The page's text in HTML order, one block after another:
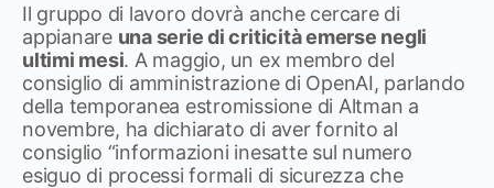
Il gruppo di lavoro dovrà anche cercare di
appianare una serie di criticità emerse negli
ultimi mesi. A maggio, un ex membro del
consiglio di amministrazione di OpenAI, parlando
della temporanea estromissione di Altman a
novembre, ha dichiarato di aver fornito al
consiglio “informazioni inesatte sul numero
esiguo di processi formali di sicurezza che